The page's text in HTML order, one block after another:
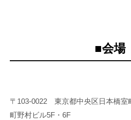
■会場
〒103-0022 東京都中央区日本橋室
町野村ビル5F・6F